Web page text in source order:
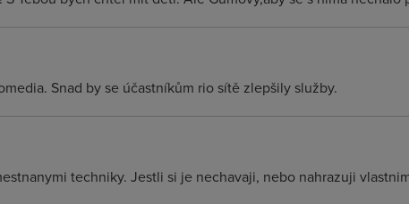
Snad by se účastníkům rio sítě zlepšily služby.
techniky. Jestli si je nechavaji, nebo nahrazuji